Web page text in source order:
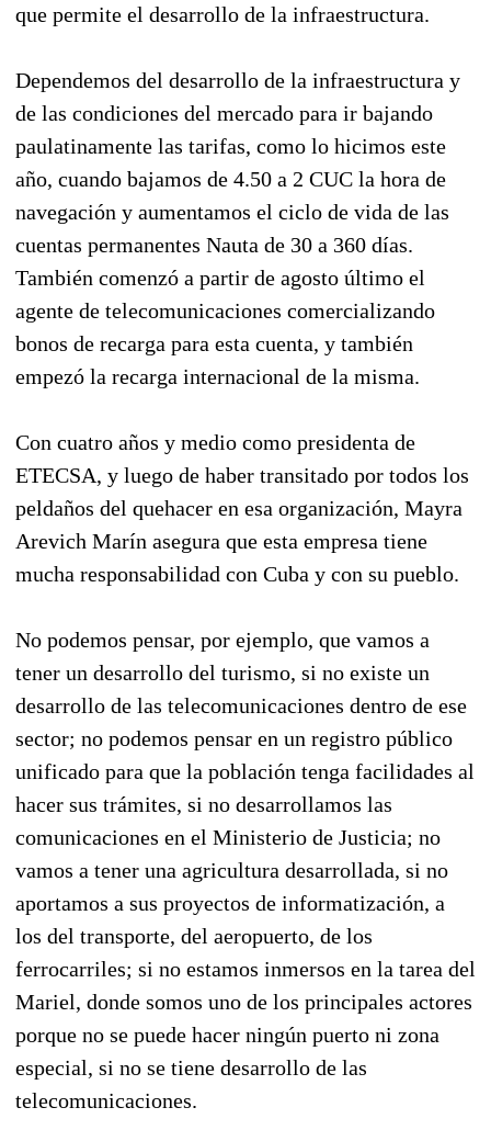
que permite el desarrollo de la infraestructura.
Dependemos del desarrollo de la infraestructura y
de las condiciones del mercado para ir bajando
paulatinamente las tarifas, como lo hicimos este
año, cuando bajamos de 4.50 a 2 CUC la hora de
navegación y aumentamos el ciclo de vida de las
cuentas permanentes Nauta de 30 a 360 días.
También comenzó a partir de agosto último el
agente de telecomunicaciones comercializando
bonos de recarga para esta cuenta, y también
empezó la recarga internacional de la misma.
Con cuatro años y medio como presidenta de
ETECSA, y luego de haber transitado por todos los
peldaños del quehacer en esa organización, Mayra
Arevich Marín asegura que esta empresa tiene
mucha responsabilidad con Cuba y con su pueblo.
No podemos pensar, por ejemplo, que vamos a
tener un desarrollo del turismo, si no existe un
desarrollo de las telecomunicaciones dentro de ese
sector; no podemos pensar en un registro público
unificado para que la población tenga facilidades al
hacer sus trámites, si no desarrollamos las
comunicaciones en el Ministerio de Justicia; no
vamos a tener una agricultura desarrollada, si no
aportamos a sus proyectos de informatización, a
los del transporte, del aeropuerto, de los
ferrocarriles; si no estamos inmersos en la tarea del
Mariel, donde somos uno de los principales actores
porque no se puede hacer ningún puerto ni zona
especial, si no se tiene desarrollo de las
telecomunicaciones.